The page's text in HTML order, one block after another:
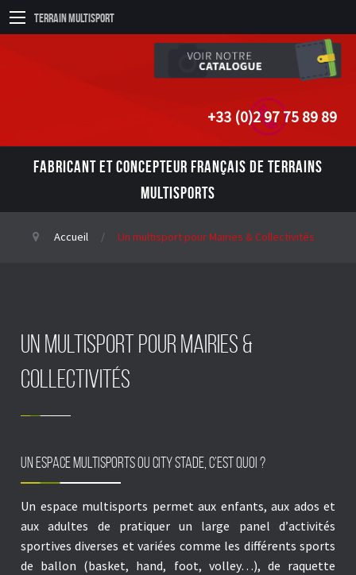
Terrain Multisport
+33 (0)2 97 75 89 89
FABRICANT ET CONCEPTEUR FRANÇAIS DE TERRAINS
MULTISPORTS
Accueil Un multisport pour Mairies & Collectivités
Un multisport pour Mairies &
Collectivités
Un espace multisports ou City Stade, c’est quoi ?
Un espace multisports permet aux enfants, aux ados et
aux adultes de pratiquer un large panel d’activités
sportives diverses et variées comme les différents sports
de ballon (basket, hand, foot, volley…), de raquette